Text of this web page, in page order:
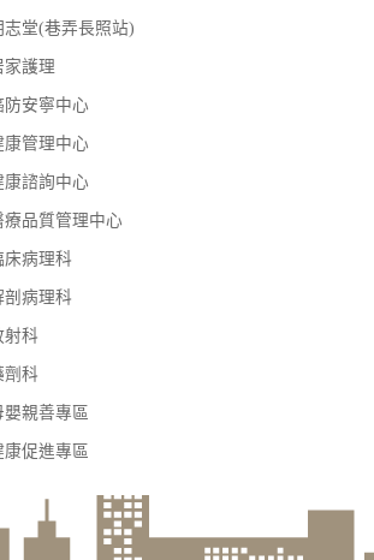
志堂(巷弄長照站)
家護理
防安寧中心
康管理中心
康諮詢中心
療品質管理中心
床病理科
剖病理科
射科
劑科
嬰親善專區
康促進專區